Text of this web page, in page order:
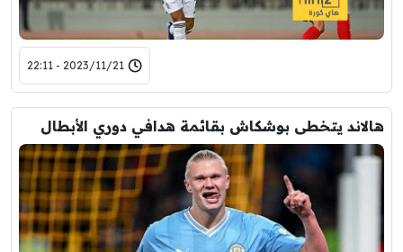
2023/11/21 - 22:11
هالاند يتخطى بوشكاش بقائمة هدافي دوري الأبطال